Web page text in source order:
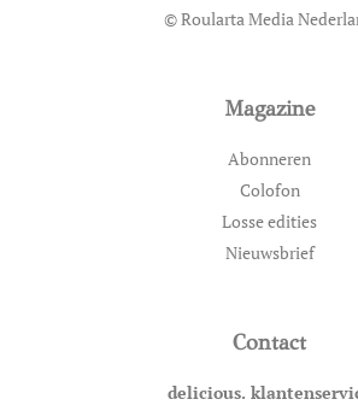
© Roularta Media
Magazine
Abonneren
Colofon
Losse edities
Nieuwsbrief
Contact
delicious.